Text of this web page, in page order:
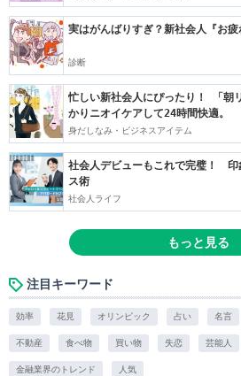
実はがんばりすぎ？新社会人『お
診断
忙しい新社会人にぴったり！ 「朝
かりニオイケアして24時間快適。
身だしなみ・ビジネスアイテム
社会人デビューもこれで完璧！ 印
ス術
社会人ライフ
もっと見る
注目キーワード
効率 花見 オリンピック 占い 名言
不動産 食べ物 買い物 失恋 芸能人
金融業界のトレンド 人気